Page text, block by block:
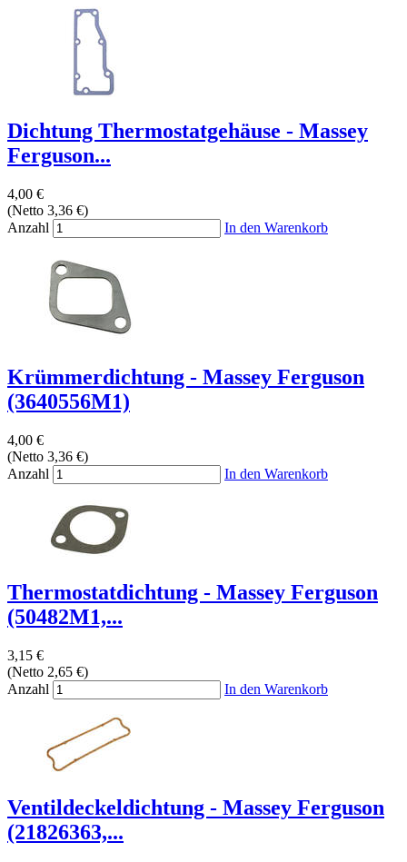
Dichtung Thermostatgehäuse - Massey
Ferguson...
4,00 €
(Netto 3,36 €)
Anzahl
In den Warenkorb
Krümmerdichtung - Massey Ferguson
(3640556M1)
4,00 €
(Netto 3,36 €)
Anzahl
In den Warenkorb
Thermostatdichtung - Massey Ferguson
(50482M1,...
3,15 €
(Netto 2,65 €)
Anzahl
In den Warenkorb
Ventildeckeldichtung - Massey Ferguson
(21826363,...